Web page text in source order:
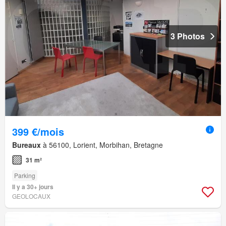
3 Photos
399 €/mois
Bureaux à 56100, Lorient, Morbihan, Bretagne
31 m²
Parking
Il y a 30+ jours
GEOLOCAUX